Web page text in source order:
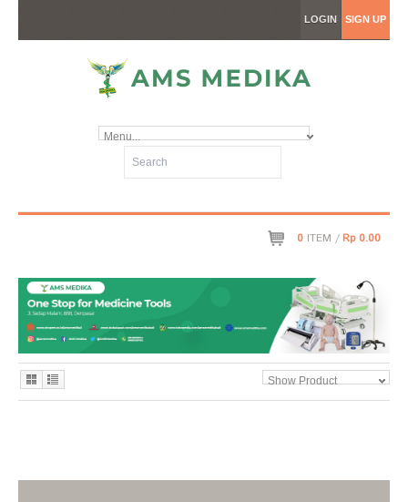
LOGIN SIGN UP
Menu...
0 ITEM /Rp 0.00
Show Product